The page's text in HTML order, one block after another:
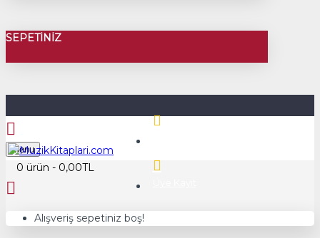
SEPETINIZ
Menu
0 ürün - 0,00TL
Alışveriş sepetiniz boş!